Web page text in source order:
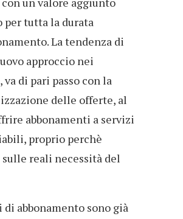
per tutta la durata
La tendenza di
approccio nei
va di pari passo con la
delle offerte, al
abbonamenti a servizi
proprio perchè
reali necessità del
abbonamento sono già